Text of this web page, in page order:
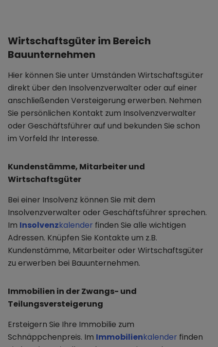
Wirtschaftsgüter im Bereich
Bauunternehmen
Hier können Sie unter Umständen Wirtschaftsgüter
direkt über den Insolvenzverwalter oder auf einer
anschließenden Versteigerung erwerben. Nehmen
Sie persönlichen Kontakt zum Insolvenzverwalter
oder Geschäftsführer auf und bekunden Sie schon
im Vorfeld Ihr Interesse.
Kundenstämme, Mitarbeiter und
Wirtschaftsgüter
Bei einer Insolvenz können Sie mit dem
Insolvenzverwalter oder Geschäftsführer sprechen.
Im Insolvenzkalender finden Sie alle wichtigen
Adressen. Knüpfen Sie Kontakte um z.B.
Kundenstämme, Mitarbeiter oder Wirtschaftsgüter
zu erwerben bei Bauunternehmen.
Immobilien in der Zwangs- und
Teilungsversteigerung
Ersteigern Sie Ihre Immobilie zum
Schnäppchenpreis. Im Immobilienkalender finden